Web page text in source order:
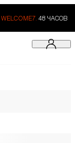
WELCOME7. 48 ЧАСОВ